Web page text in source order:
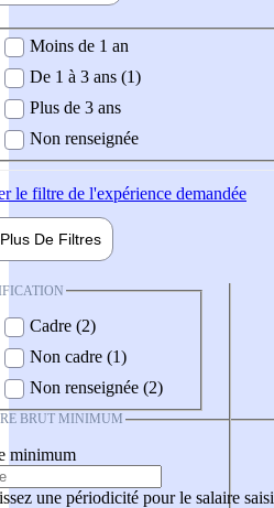
demandée
Moins de 1 an
De 1 à 3 ans (1)
Plus de 3 ans
Non renseignée
le filtre de l'expérience demandée
Plus De Filtres
Cadre (2)
Non cadre (1)
Non renseignée (2)
BRUT MINIMUM
minimum
une périodicité pour le salaire saisi